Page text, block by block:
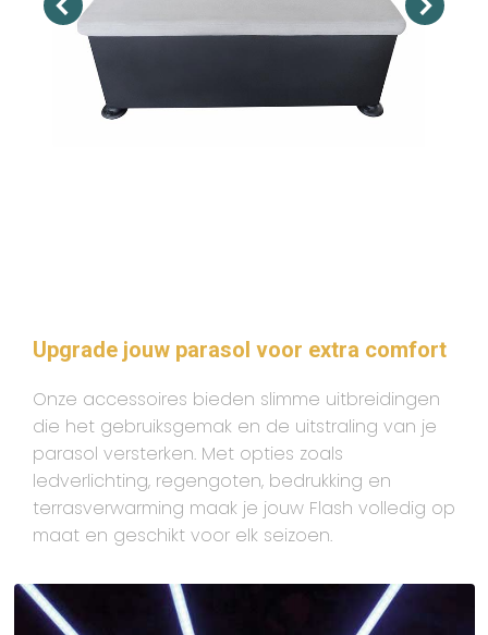
Upgrade jouw parasol voor extra comfort
Onze accessoires bieden slimme uitbreidingen
die het gebruiksgemak en de uitstraling van je
parasol versterken. Met opties zoals
ledverlichting, regengoten, bedrukking en
terrasverwarming maak je jouw Flash volledig op
maat en geschikt voor elk seizoen.